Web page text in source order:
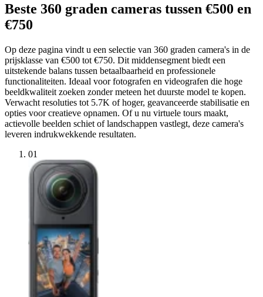
Beste 360 graden cameras tussen €500 en
€750
Op deze pagina vindt u een selectie van 360 graden camera's in de
prijsklasse van €500 tot €750. Dit middensegment biedt een
uitstekende balans tussen betaalbaarheid en professionele
functionaliteiten. Ideaal voor fotografen en videografen die hoge
beeldkwaliteit zoeken zonder meteen het duurste model te kopen.
Verwacht resoluties tot 5.7K of hoger, geavanceerde stabilisatie en
opties voor creatieve opnamen. Of u nu virtuele tours maakt,
actievolle beelden schiet of landschappen vastlegt, deze camera's
leveren indrukwekkende resultaten.
01